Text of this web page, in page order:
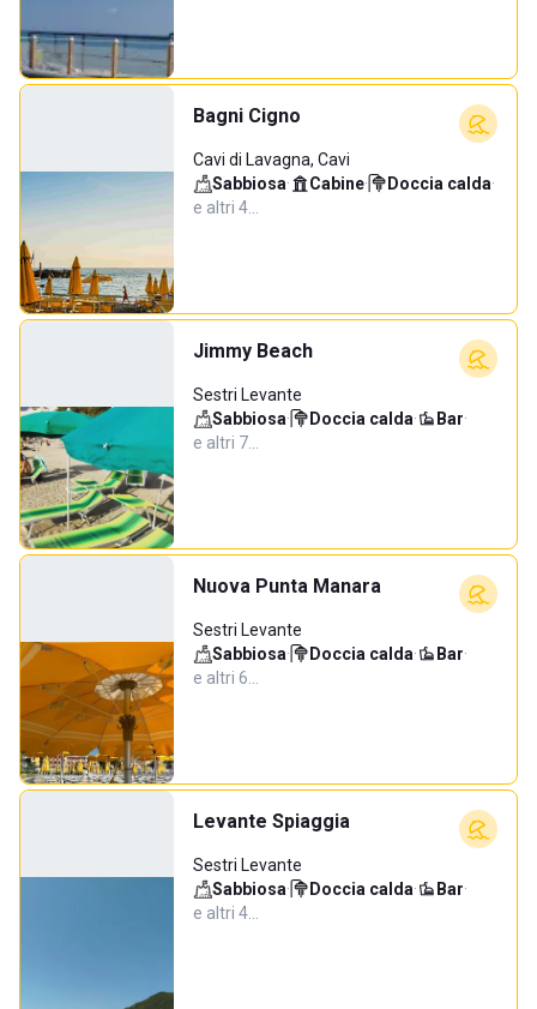
Bagni Cigno
Cavi di Lavagna, Cavi
Sabbiosa· Cabine· Doccia calda·
e altri 4…
Jimmy Beach
Sestri Levante
Sabbiosa· Doccia calda· Bar·
e altri 7…
Nuova Punta Manara
Sestri Levante
Sabbiosa· Doccia calda· Bar·
e altri 6…
Levante Spiaggia
Sestri Levante
Sabbiosa· Doccia calda· Bar·
e altri 4…